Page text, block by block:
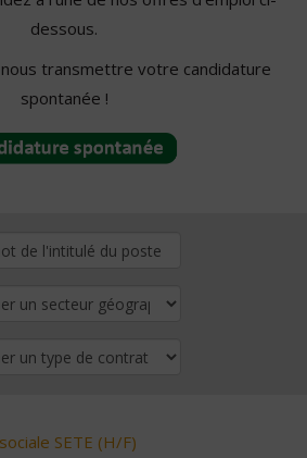
dessous.
transmettre votre candidature
spontanée !
SETE (H/F)